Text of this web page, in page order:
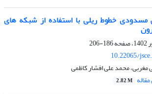
خطوط ریلی با استفاده از شبکه های
186-206
10.22065/
مغربی، محمد علی افشار کاظمی
2.82 M